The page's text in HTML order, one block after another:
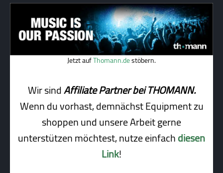
Jetzt aufThomann.destöbern.
Wir sindAffiliate Partner bei THOMANN.
Wenn du vorhast, demnächst Equipment zu
shoppen und unsere Arbeit gerne
unterstützen möchtest, nutze einfachdiesen
Link!